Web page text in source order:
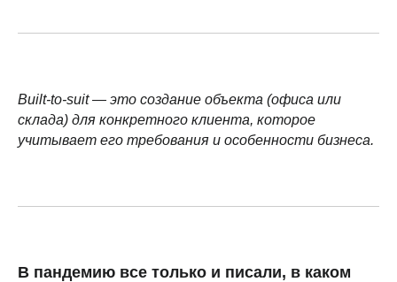
Built-to-suit — это создание объекта (офиса или
склада) для конкретного клиента, которое
учитывает его требования и особенности бизнеса.
В пандемию все только и писали, в каком